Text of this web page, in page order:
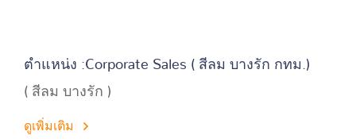
ตำแหน่ง :Corporate Sales ( สีลม บางรัก กทม.)
( สีลม บางรัก )
ดูเพิ่มเติม